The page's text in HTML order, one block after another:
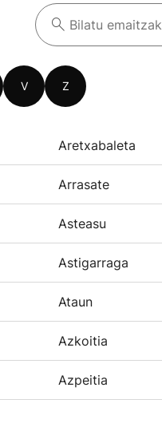
V Z
Aretxabaleta
Arrasate
Asteasu
Astigarraga
Ataun
Azkoitia
Azpeitia